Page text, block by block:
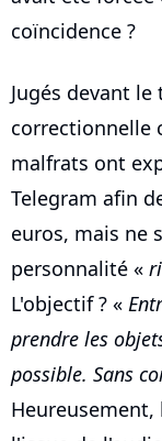
coïncidence ?
Jugés devant
correctionnelle
malfrats ont
Telegram afin
euros, mais ne
personnalité «
L'objectif ? «
prendre les
possible. Sans